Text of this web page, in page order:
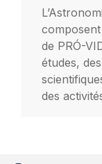
de PRÓ-
études,
des